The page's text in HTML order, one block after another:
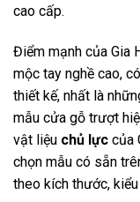
cao cấp.
Điểm mạnh của Gia
mộc tay nghề cao,
thiết kế, nhất là
mẫu cửa gỗ trượt
vật liệu chủ lực của
chọn mẫu có sẵn
theo kích thước,